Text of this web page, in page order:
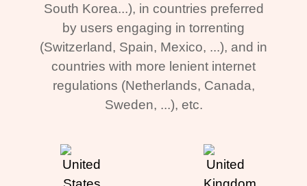
South Korea...), in countries preferred
by users engaging in torrenting
(Switzerland, Spain, Mexico, ...), and in
countries with more lenient internet
regulations (Netherlands, Canada,
Sweden, ...), etc.